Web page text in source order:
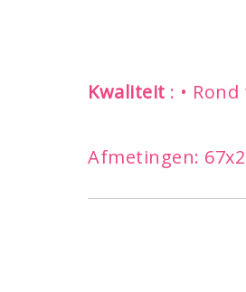
Kwaliteit : •
Afmetingen: